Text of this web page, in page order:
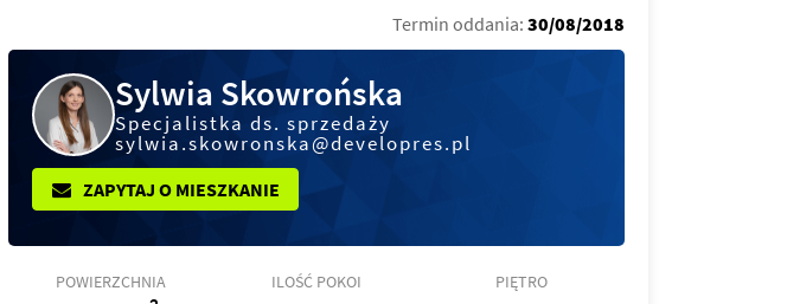
Termin oddania: 30/08/2018
Sylwia Skowrońska
Specjalistka ds. sprzedaży
sylwia.skowronska@developres.pl
ZAPYTAJ O MIESZKANIE
POWIERZCHNIA ILOŚĆ POKOI PIĘTRO